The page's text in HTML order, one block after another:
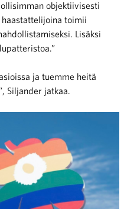
objektiivisesti
toimii
Lisäksi
ja tuemme heitä
Siljander jatkaa.